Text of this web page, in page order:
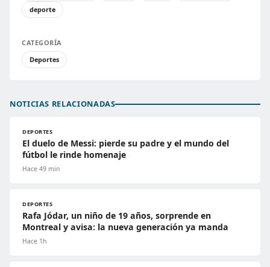
deporte
CATEGORÍA
Deportes
NOTICIAS RELACIONADAS
DEPORTES
El duelo de Messi: pierde su padre y el mundo del
fútbol le rinde homenaje
Hace 49 min
DEPORTES
Rafa Jódar, un niño de 19 años, sorprende en
Montreal y avisa: la nueva generación ya manda
Hace 1h